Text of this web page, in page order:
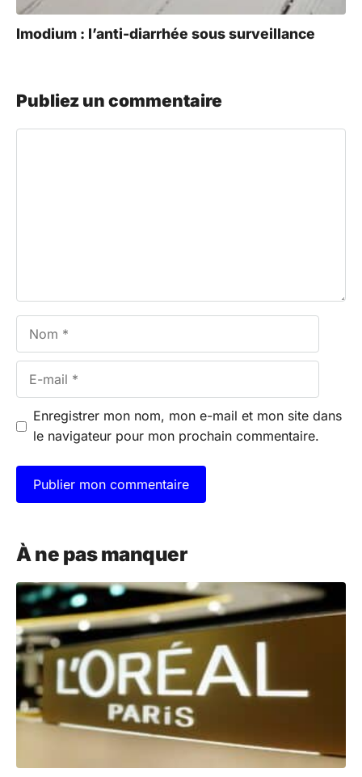
Imodium : l’anti-diarrhée sous surveillance
Publiez un commentaire
Enregistrer mon nom, mon e-mail et mon site dans
le navigateur pour mon prochain commentaire.
t
e
r
n
a
t
v
e
À ne pas manquer